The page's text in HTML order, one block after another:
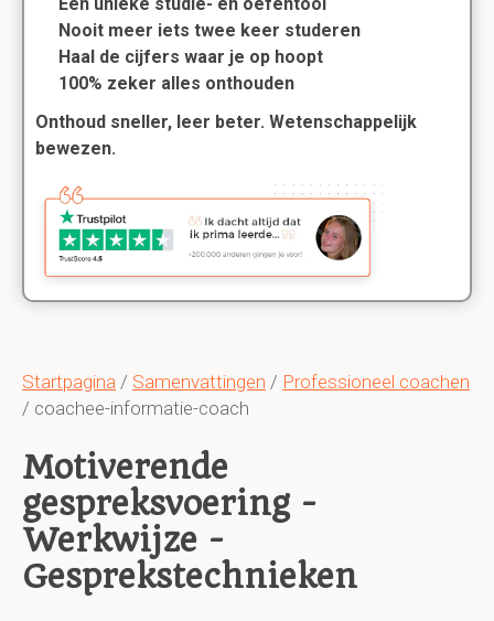
Startpagina / Samenvattingen / Professioneel coachen
/ coachee-informatie-coach
Motiverende
gespreksvoering -
Werkwijze -
Gesprekstechnieken
Nooit meer iets twee keer studeren
Haal de cijfers waar je op hoopt
100% zeker alles onthouden
Onthoud sneller, leer beter. Wetenschappelijk
bewezen.